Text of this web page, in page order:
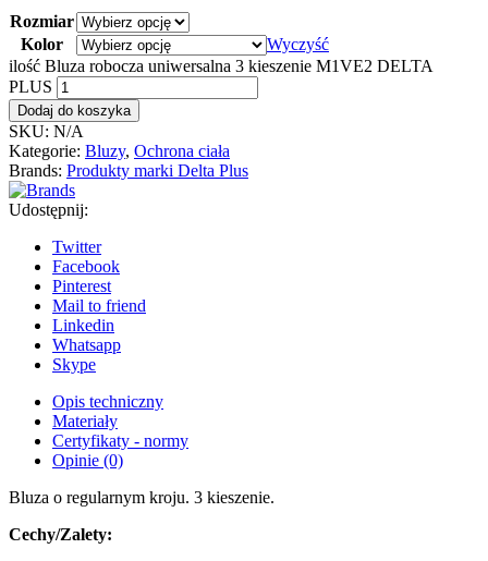
Rozmiar
Kolor
Wyczyść
ilość Bluza robocza uniwersalna 3 kieszenie M1VE2 DELTA
PLUS
Dodaj do koszyka
SKU: N/A
Kategorie: Bluzy, Ochrona ciała
Brands: Produkty marki Delta Plus
Udostępnij:
Twitter
Facebook
Pinterest
Mail to friend
Linkedin
Whatsapp
Skype
Opis techniczny
Materiały
Certyfikaty - normy
Opinie (0)
Bluza o regularnym kroju. 3 kieszenie.
Cechy/Zalety: